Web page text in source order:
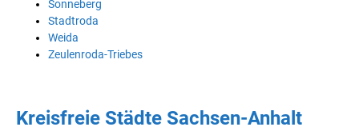
Sonneberg
Stadtroda
Weida
Zeulenroda-Triebes
Kreisfreie Städte Sachsen-Anhalt